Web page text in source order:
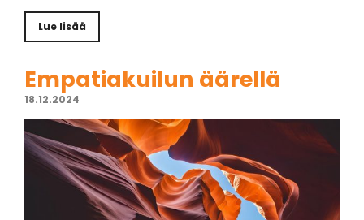
Lue lisää
Empatiakuilun äärellä
18.12.2024